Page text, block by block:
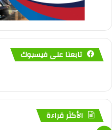
تابعنا على فيسبوك
الأكثر قراءة